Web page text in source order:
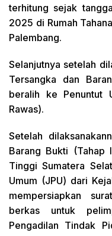
terhitung sejak
2025 di Rumah
Palembang.
Selanjutnya setelah
Tersangka dan
beralih ke Penuntut
Rawas).
Setelah
Barang Bukti (Tahap
Tinggi Sumatera
Umum (JPU) dari
mempersiapkan
berkas untuk
Pengadilan Tindak